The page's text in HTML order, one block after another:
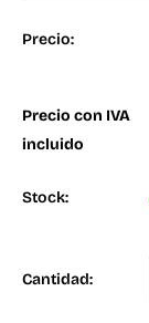
Precio:
Precio con IVA
incluido
Stock:
Cantidad: